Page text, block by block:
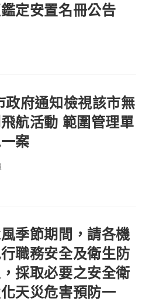
鑑定安置名冊公告
府通知檢視該市無
航活動 範圍管理單
案
風季節期間，請各機
職務安全及衛生防
採取必要之安全衛
天災危害預防一